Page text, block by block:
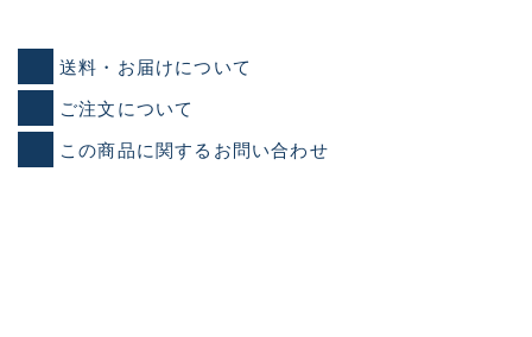
送料・お届けについて
ご注文について
この商品に関するお問い合わせ